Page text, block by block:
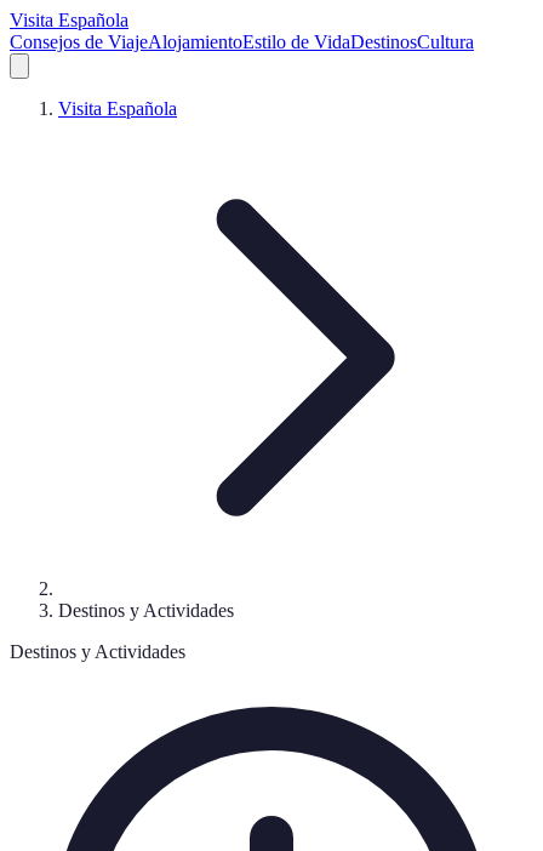
Visita Española
Consejos de ViajeAlojamientoEstilo de VidaDestinosCultura
Visita Española
Destinos y Actividades
Destinos y Actividades